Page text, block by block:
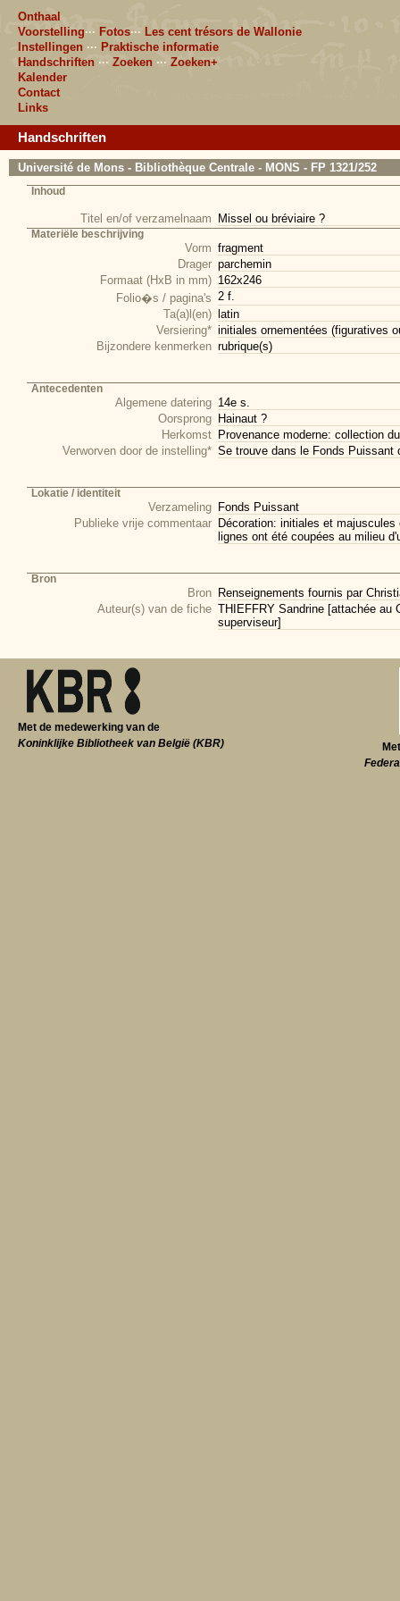
Onthaal
Voorstelling··· Fotos··· Les cent trésors de Wallonie
Instellingen ··· Praktische informatie
Handschriften ··· Zoeken ··· Zoeken+
Kalender
Contact
Links
Handschriften
Université de Mons - Bibliothèque Centrale - MONS - FP 1321/252
Inhoud
Titel en/of verzamelnaam Missel ou bréviaire ?
Materiële beschrijving
Vorm fragment
Drager parchemin
Formaat (HxB in mm) 162x246
Folio�s / pagina's 2 f.
Ta(a)l(en)
latin
Versiering* initiales ornementées (figuratives
Bijzondere kenmerken rubrique(s)
Antecedenten
Algemene datering 14e s.
Oorsprong Hainaut ?
Herkomst Provenance moderne: collection
Verworven door de instelling* Se trouve dans le Fonds Puissant
Lokatie / identiteit
Verzameling Fonds Puissant
Publieke vrije commentaar Décoration: initiales et
lignes ont été coupées au milieu
Bron
Bron Renseignements fournis par
Auteur(s) van de fiche THIEFFRY Sandrine [attachée au
superviseur]
Met de medewerking van de
Koninklijke Bibliotheek van België (KBR)